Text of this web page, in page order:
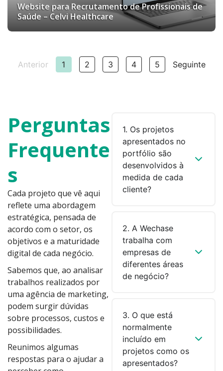
Website para Recrutamento de Profissionais de
Saúde – Celvi Healthcare
Anterior 1 2 3 4 5 Seguinte
Perguntas
Frequente
s
Cada projeto que vê aqui
reflete uma abordagem
estratégica, pensada de
acordo com o setor, os
objetivos e a maturidade
digital de cada negócio.
Sabemos que, ao analisar
trabalhos realizados por
uma agência de marketing,
podem surgir dúvidas
sobre processos, custos e
possibilidades.
Reunimos algumas
respostas para o ajudar a
1. Os projetos
apresentados no
portfólio são
desenvolvidos à
medida de cada
cliente?
2. A Wechase
trabalha com
empresas de
diferentes áreas
de negócio?
3. O que está
normalmente
incluído em
projetos como os
apresentados?